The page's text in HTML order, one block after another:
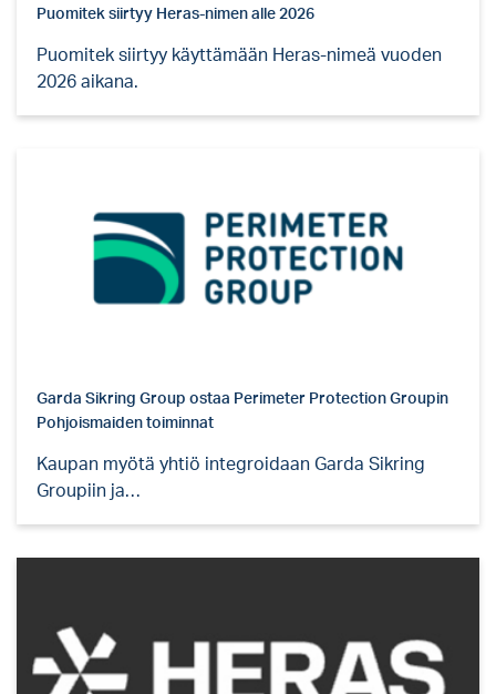
Puomitek siirtyy Heras-nimen alle 2026
Puomitek siirtyy käyttämään Heras-nimeä vuoden
2026 aikana.
Garda Sikring Group ostaa Perimeter Protection Groupin
Pohjoismaiden toiminnat
Kaupan myötä yhtiö integroidaan Garda Sikring
Groupiin ja…